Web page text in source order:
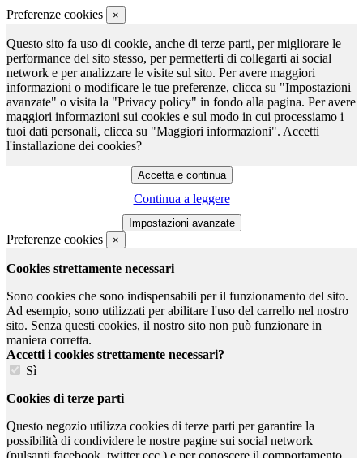
Preferenze cookies ×
Questo sito fa uso di cookie, anche di terze parti, per migliorare le
performance del sito stesso, per permetterti di collegarti ai social
network e per analizzare le visite sul sito. Per avere maggiori
informazioni o modificare le tue preferenze, clicca su "Impostazioni
avanzate" o visita la "Privacy policy" in fondo alla pagina. Per avere
maggiori informazioni sui cookies e sul modo in cui processiamo i
tuoi dati personali, clicca su "Maggiori informazioni". Accetti
l'installazione dei cookies?
Continua a leggere
Preferenze cookies ×
Cookies strettamente necessari
Sono cookies che sono indispensabili per il funzionamento del sito.
Ad esempio, sono utilizzati per abilitare l'uso del carrello nel nostro
sito. Senza questi cookies, il nostro sito non può funzionare in
maniera corretta.
Accetti i cookies strettamente necessari?
Sì
Cookies di terze parti
Questo negozio utilizza cookies di terze parti per garantire la
possibilità di condividere le nostre pagine sui social network
(pulsanti facebook, twitter ecc.) e per conoscere il comportamento